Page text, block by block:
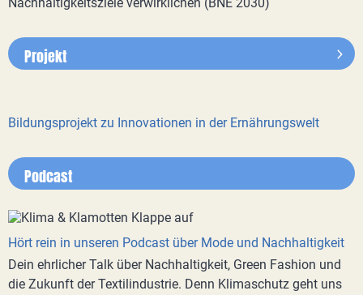
Projekt
Bildungsprojekt zu Innovationen in der Ernährungswelt
Podcast
Hört rein in unseren Podcast über Mode und Nachhaltigkeit
Dein ehrlicher Talk über Nachhaltigkeit, Green Fashion und
die Zukunft der Textilindustrie. Denn Klimaschutz geht uns